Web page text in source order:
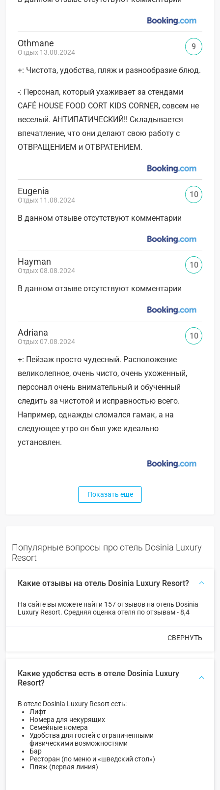
Othmane
Отдых 13.08.2024
+: Чистота, удобства, пляж и разнообразие блюд.
-: Персонал, который ухаживает за стендами
CAFÉ HOUSE FOOD CORT KIDS CORNER, совсем не
веселый. АНТИПАТИЧЕСКИЙ!! Складывается
впечатление, что они делают свою работу с
ОТВРАЩЕНИЕМ и ОТВРАТЕНИЕМ.
9
Eugenia
Отдых 11.08.2024
В данном отзыве отсутствуют комментарии
10
Hayman
Отдых 08.08.2024
В данном отзыве отсутствуют комментарии
10
Adriana
Отдых 07.08.2024
+: Пейзаж просто чудесный. Расположение
великолепное, очень чисто, очень ухоженный,
персонал очень внимательный и обученный
следить за чистотой и исправностью всего.
Например, однажды сломался гамак, а на
следующее утро он был уже идеально
установлен.
10
Показать еще
Популярные вопросы про отель Dosinia Luxury
Resort
Какие отзывы на отель Dosinia Luxury Resort?
На сайте вы можете найти 157 отзывов на отель Dosinia
Luxury Resort. Средняя оценка отеля по отзывам - 8,4
СВЕРНУТЬ
Какие удобства есть в отеле Dosinia Luxury
Resort?
В отеле Dosinia Luxury Resort есть:
Лифт
Номера для некурящих
Семейные номера
Удобства для гостей с ограниченными
физическими возможностями
Бар
Ресторан (по меню и «шведский стол»)
Пляж (первая линия)